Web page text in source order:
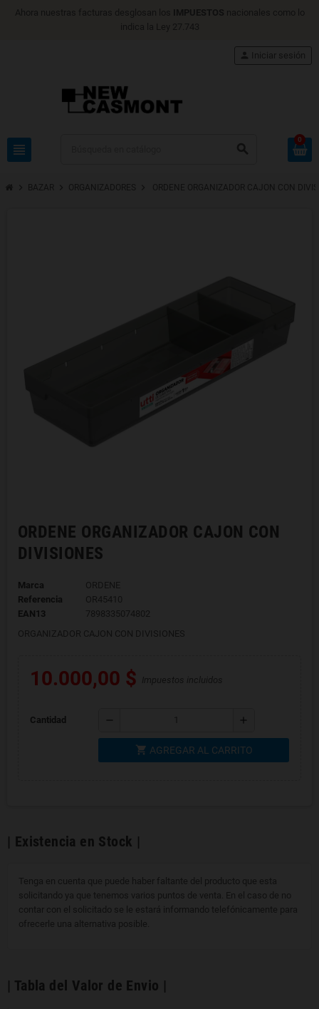
view_headline search
person Iniciar sesión
0
ORDENE ORGANIZADOR CAJON CON
DIVISIONES
Marca
ORDENE
Referencia
OR45410
EAN13
7898335074802
ORGANIZADOR CAJON CON DIVISIONES
10.000,00 $ Impuestos incluidos
Cantidad add
shopping_cart AGREGAR AL CARRITO
| Existencia en Stock |
Tenga en cuenta que puede haber faltante del producto que esta
solicitando ya que tenemos varios puntos de venta. En el caso de no
contar con el solicitado se le estará informando telefónicamente para
ofrecerle una alternativa posible.
| Tabla del Valor de Envio |